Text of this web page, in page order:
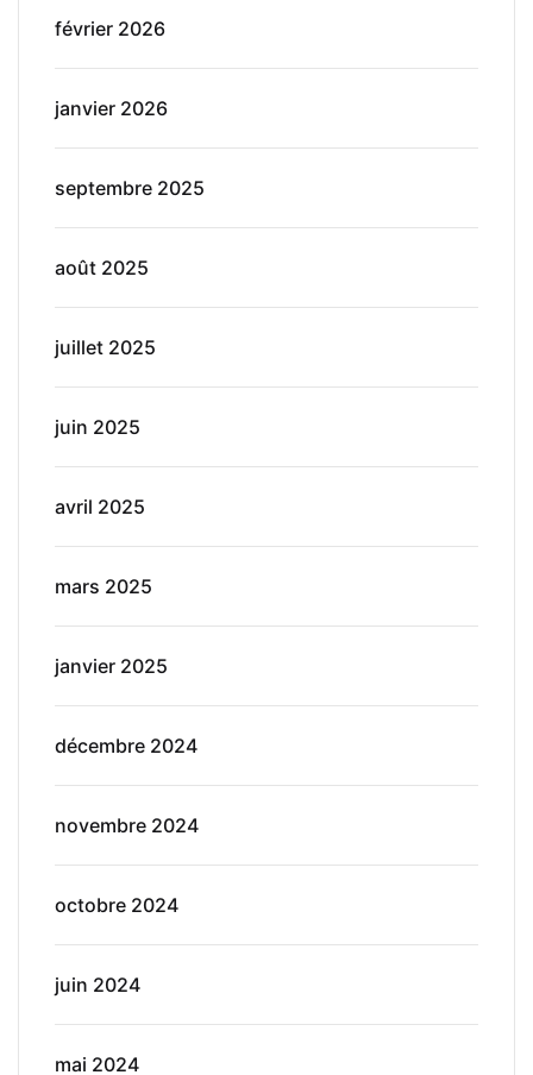
février 2026
janvier 2026
septembre 2025
août 2025
juillet 2025
juin 2025
avril 2025
mars 2025
janvier 2025
décembre 2024
novembre 2024
octobre 2024
juin 2024
mai 2024